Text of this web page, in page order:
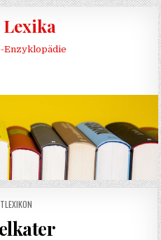
Enzyklopädie
IN